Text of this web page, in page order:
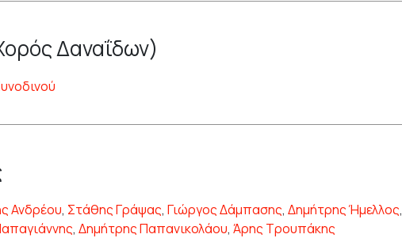
Δαναΐδων)
Ανδρέου, Στάθης Γράψας, Γιώργος Δάμπασης, Δημήτρης Ήμελλος,
, Δημήτρης Παπανικολάου, Άρης Τρουπάκης